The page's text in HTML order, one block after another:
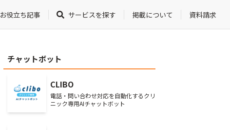
お役立ち記事 サービスを探す 掲載について 資料請求
チャットボット
CLIBO
電話・問い合わせ対応を自動化するクリ
ニック専用AIチャットボット